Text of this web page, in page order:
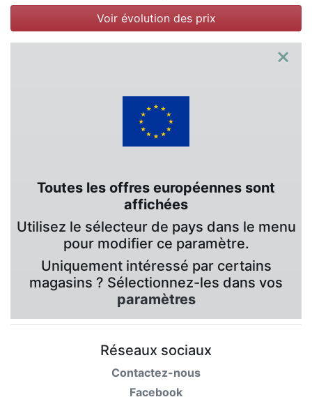
Voir évolution des prix
×
Toutes les offres européennes sont
affichées
Utilisez le sélecteur de pays dans le menu
pour modifier ce paramètre.
Uniquement intéressé par certains
magasins ? Sélectionnez-les dans vos
paramètres
Réseaux sociaux
Contactez-nous
Facebook